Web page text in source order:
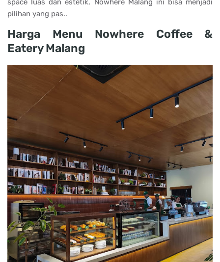
space luas dan estetik, Nowhere Malang ini bisa menjadi
pilihan yang pas..
Harga Menu Nowhere Coffee &
Eatery Malang